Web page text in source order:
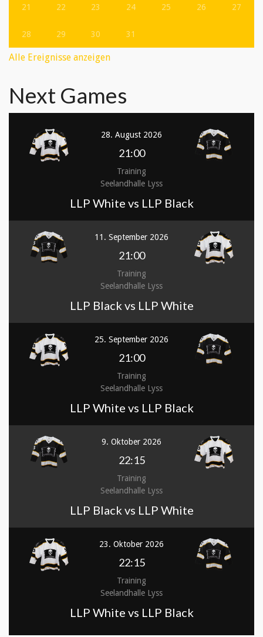
21 22 23 24 25 26 27
28 29 30 31
Alle Ereignisse anzeigen
Next Games
28. August 2026
21:00
Training
Seelandhalle Lyss
LLP White vs LLP Black
11. September 2026
21:00
Training
Seelandhalle Lyss
LLP Black vs LLP White
25. September 2026
21:00
Training
Seelandhalle Lyss
LLP White vs LLP Black
9. Oktober 2026
22:15
Training
Seelandhalle Lyss
LLP Black vs LLP White
23. Oktober 2026
22:15
Training
Seelandhalle Lyss
LLP White vs LLP Black